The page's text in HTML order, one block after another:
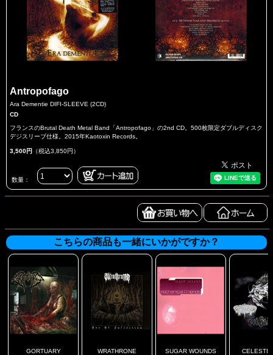
Antropofago
Ara Dementie DIFI-SLEEVE (2CD)
CD
フランスのBrutal Death Metal Band「Antropofago」の2nd CD。500枚限定ダブルディスク
デジスリーブ仕様。2015年Kaotoxin Records。
3,500円 （税込3,850円）
数量：
こちらの商品も一緒にいかがですか？
GORTUARY WRATHRONE SUGAR WOUNDS